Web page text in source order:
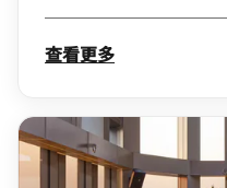
查看更多